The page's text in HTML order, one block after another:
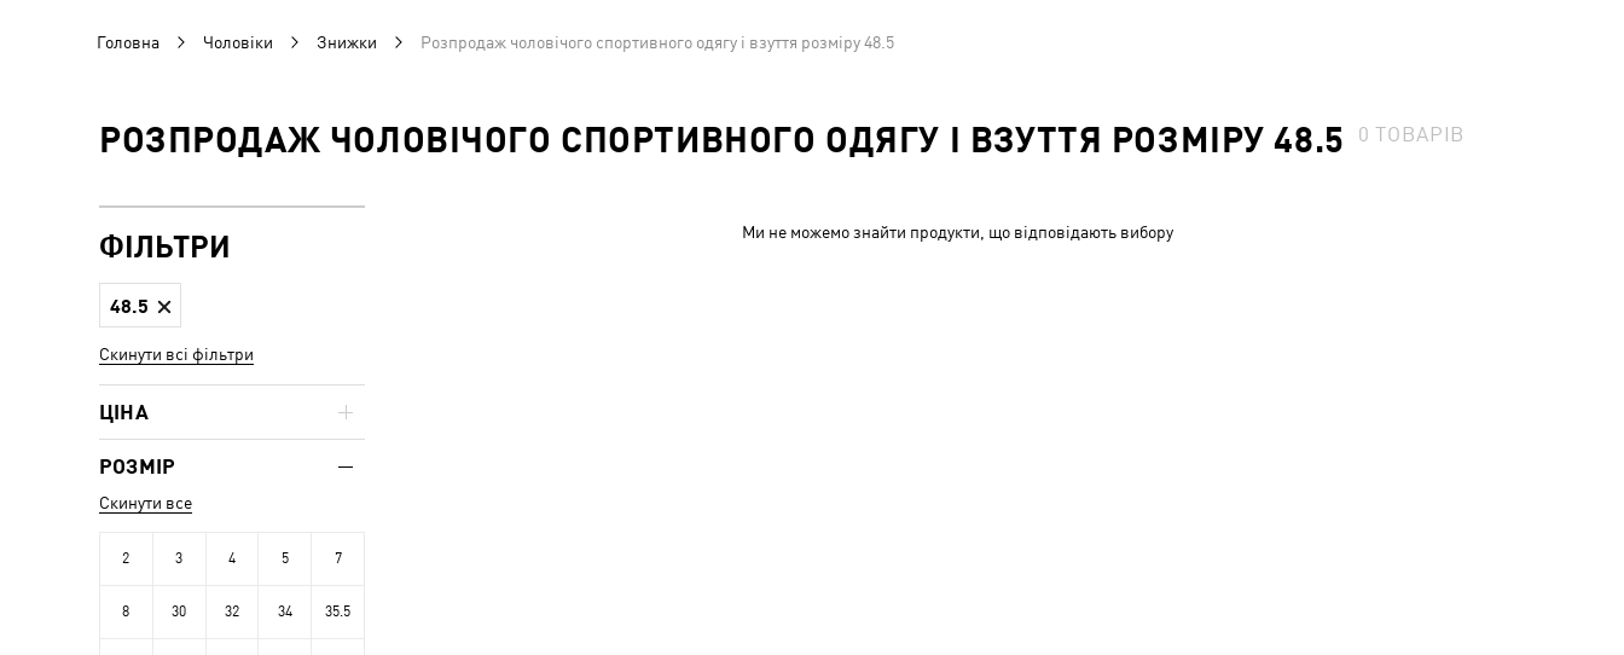
Головна Чоловіки Знижки Розпродаж чоловічого спортивного одягу і взуття розміру 48.5
РОЗПРОДАЖ ЧОЛОВІЧОГО СПОРТИВНОГО ОДЯГУ І ВЗУТТЯ РОЗМІРУ 48.5 0ТОВАРІВ
Ми не можемо знайти продукти, що відповідають вибору
ФІЛЬТРИ
48.5
Скинути всі фільтри
ЦІНА
РОЗМІР
Скинути все
2 3 4 5 7
8 30 32 34 35.5